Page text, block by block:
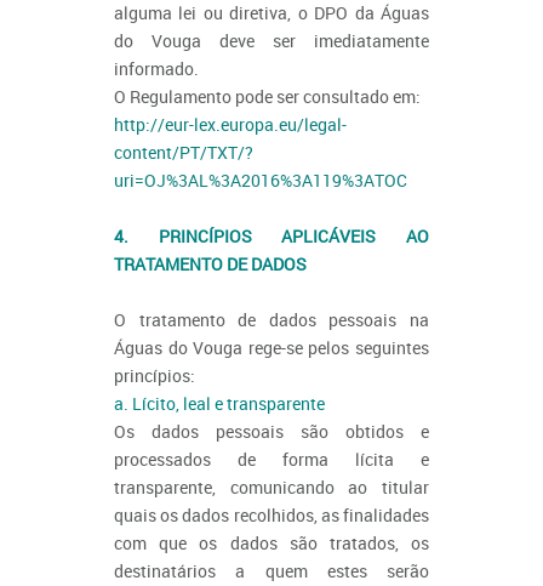
alguma lei ou diretiva, o DPO da Águas
do Vouga deve ser imediatamente
informado.
O Regulamento pode ser consultado em:
http://eur-lex.europa.eu/legal-
content/PT/TXT/?
uri=OJ%3AL%3A2016%3A119%3ATOC
4. PRINCÍPIOS APLICÁVEIS AO
TRATAMENTO DE DADOS
O tratamento de dados pessoais na
Águas do Vouga rege-se pelos seguintes
princípios:
a. Lícito, leal e transparente
Os dados pessoais são obtidos e
processados de forma lícita e
transparente, comunicando ao titular
quais os dados recolhidos, as finalidades
com que os dados são tratados, os
destinatários a quem estes serão